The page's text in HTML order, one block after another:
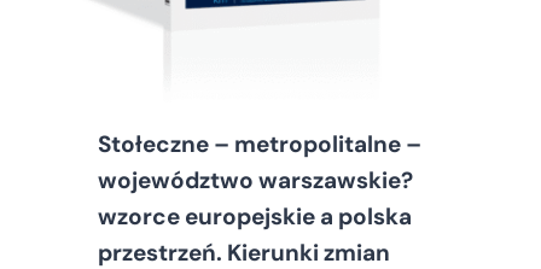
Stołeczne – metropolitalne –
województwo warszawskie?
wzorce europejskie a polska
przestrzeń. Kierunki zmian